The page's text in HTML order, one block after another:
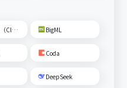
Anthropic（Claude） BigML
Coda
DeepSeek